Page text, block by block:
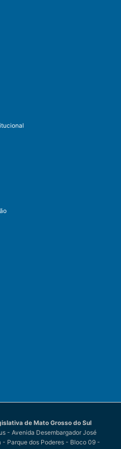
de Mato Grosso do Sul
- Avenida Desembargador José
- Parque dos Poderes - Bloco 09 -